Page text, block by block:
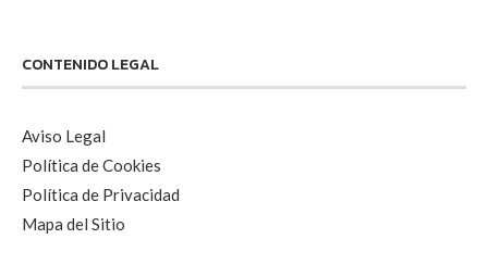
CONTENIDO LEGAL
Aviso Legal
Política de Cookies
Política de Privacidad
Mapa del Sitio